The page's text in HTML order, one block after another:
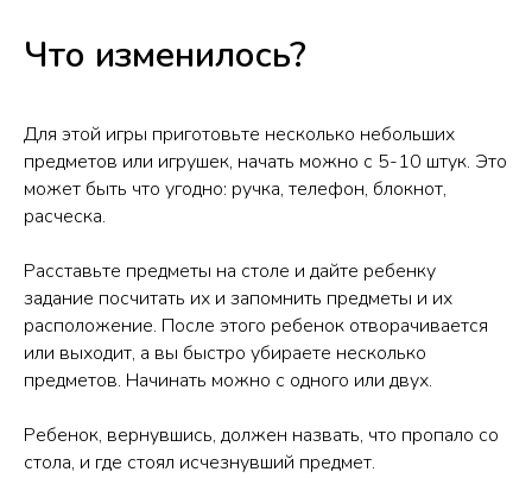
Что изменилось?
Для этой игры приготовьте несколько небольших
предметов или игрушек, начать можно с 5-10 штук. Это
может быть что угодно: ручка, телефон, блокнот,
расческа.
Расставьте предметы на столе и дайте ребенку
задание посчитать их и запомнить предметы и их
расположение. После этого ребенок отворачивается
или выходит, а вы быстро убираете несколько
предметов. Начинать можно с одного или двух.
Ребенок, вернувшись, должен назвать, что пропало со
стола, и где стоял исчезнувший предмет.